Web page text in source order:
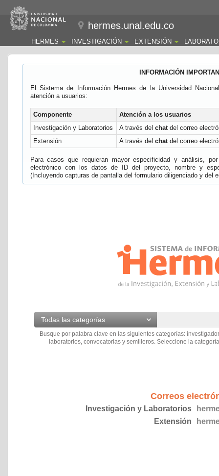
hermes.unal.edu.co
HERMES INVESTIGACIÓN EXTENSIÓN
INFORMACIÓN
El Sistema de Información Hermes de la Universidad
atención a usuarios:
Componente
Atención a los usuarios
Investigación y Laboratorios
A través del chatdel correo
Extensión
A través del chatdel correo
Para casos que requieran mayor especificidad y análisis,
electrónico con los datos de ID del proyecto, nombre y
(Incluyendo capturas de pantalla del formulario diligenciado y del
Todas las categorías
Busque por palabra clave en las siguientes categorías:
laboratorios, convocatorias y semilleros. Seleccione la
Correos
Investigación y Laboratorios
Extensión